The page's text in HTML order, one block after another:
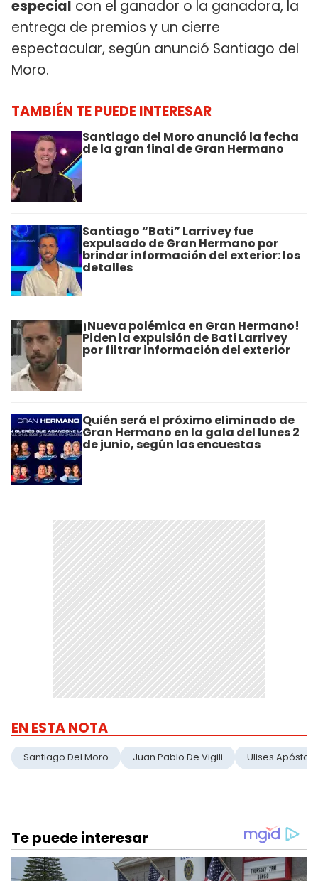
especial con el ganador o la ganadora, la
entrega de premios y un cierre
espectacular, según anunció Santiago del
Moro.
TAMBIÉN TE PUEDE INTERESAR
Santiago del Moro anunció la fecha
de la gran final de Gran Hermano
Santiago “Bati” Larrivey fue
expulsado de Gran Hermano por
brindar información del exterior: los
detalles
¡Nueva polémica en Gran Hermano!
Piden la expulsión de Bati Larrivey
por filtrar información del exterior
Quién será el próximo eliminado de
Gran Hermano en la gala del lunes 2
de junio, según las encuestas
EN ESTA NOTA
Santiago Del Moro Juan Pablo De Vigili Ulises Apóstolo